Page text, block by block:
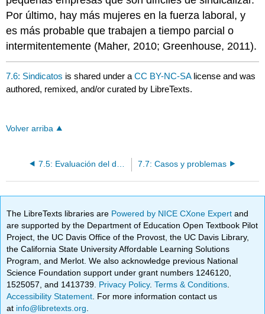
Por último, hay más mujeres en la fuerza laboral, y
es más probable que trabajen a tiempo parcial o
intermitentemente (Maher, 2010; Greenhouse, 2011).
7.6: Sindicatos is shared under aCC BY-NC-SA license and was
authored, remixed, and/or curated by LibreTexts.
Volver arriba
7.7: Casos y problemas
The LibreTexts libraries are Powered by NICE CXone Expertand
are supported by the Department of Education Open Textbook Pilot
Project, the UC Davis Office of the Provost, the UC Davis Library,
the California State University Affordable Learning Solutions
Program, and Merlot. We also acknowledge previous National
Science Foundation support under grant numbers 1246120,
1525057, and 1413739. Privacy Policy.Terms & Conditions
Accessibility Statement . For more information contact us
at info@libretexts.org